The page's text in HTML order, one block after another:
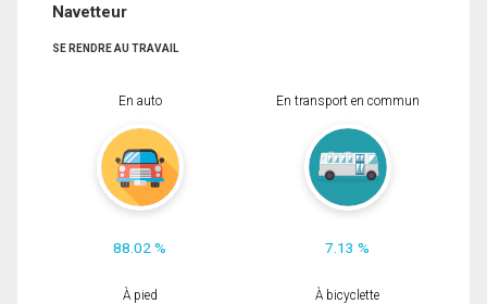
Navetteur
SE RENDRE AU TRAVAIL
En auto
88.02 %
En transport en commun
7.13 %
À pied À bicyclette